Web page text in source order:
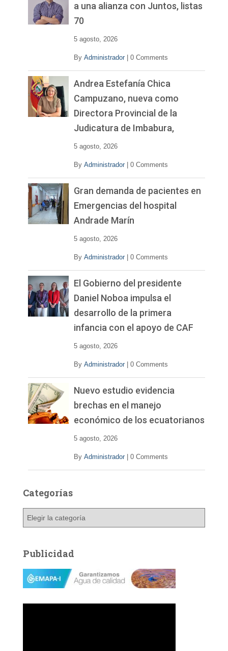
a una alianza con Juntos, listas
70
5 agosto, 2026
By Administrador 0 Comments
Andrea Estefanía Chica
Campuzano, nueva como
Directora Provincial de la
Judicatura de Imbabura,
5 agosto, 2026
By Administrador 0 Comments
Gran demanda de pacientes en
Emergencias del hospital
Andrade Marín
5 agosto, 2026
By Administrador 0 Comments
El Gobierno del presidente
Daniel Noboa impulsa el
desarrollo de la primera
infancia con el apoyo de CAF
5 agosto, 2026
By Administrador 0 Comments
Nuevo estudio evidencia
brechas en el manejo
económico de los ecuatorianos
5 agosto, 2026
By Administrador 0 Comments
Categorías
g
o
a
Publicidad